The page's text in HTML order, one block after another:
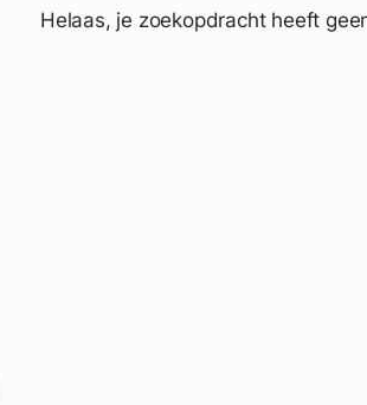
Helaas, je zoekopdracht heeft